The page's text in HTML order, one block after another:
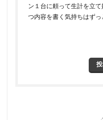
ン１台に頼って生計を立
つ内容を書く気持ちはずっ